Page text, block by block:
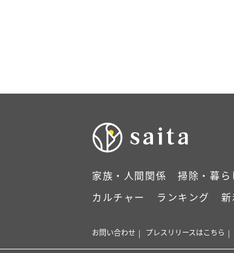
家族・人間関係 掃除・暮ら
カルチャー
ランキング
お問い合わせ プレスリリースはこちら